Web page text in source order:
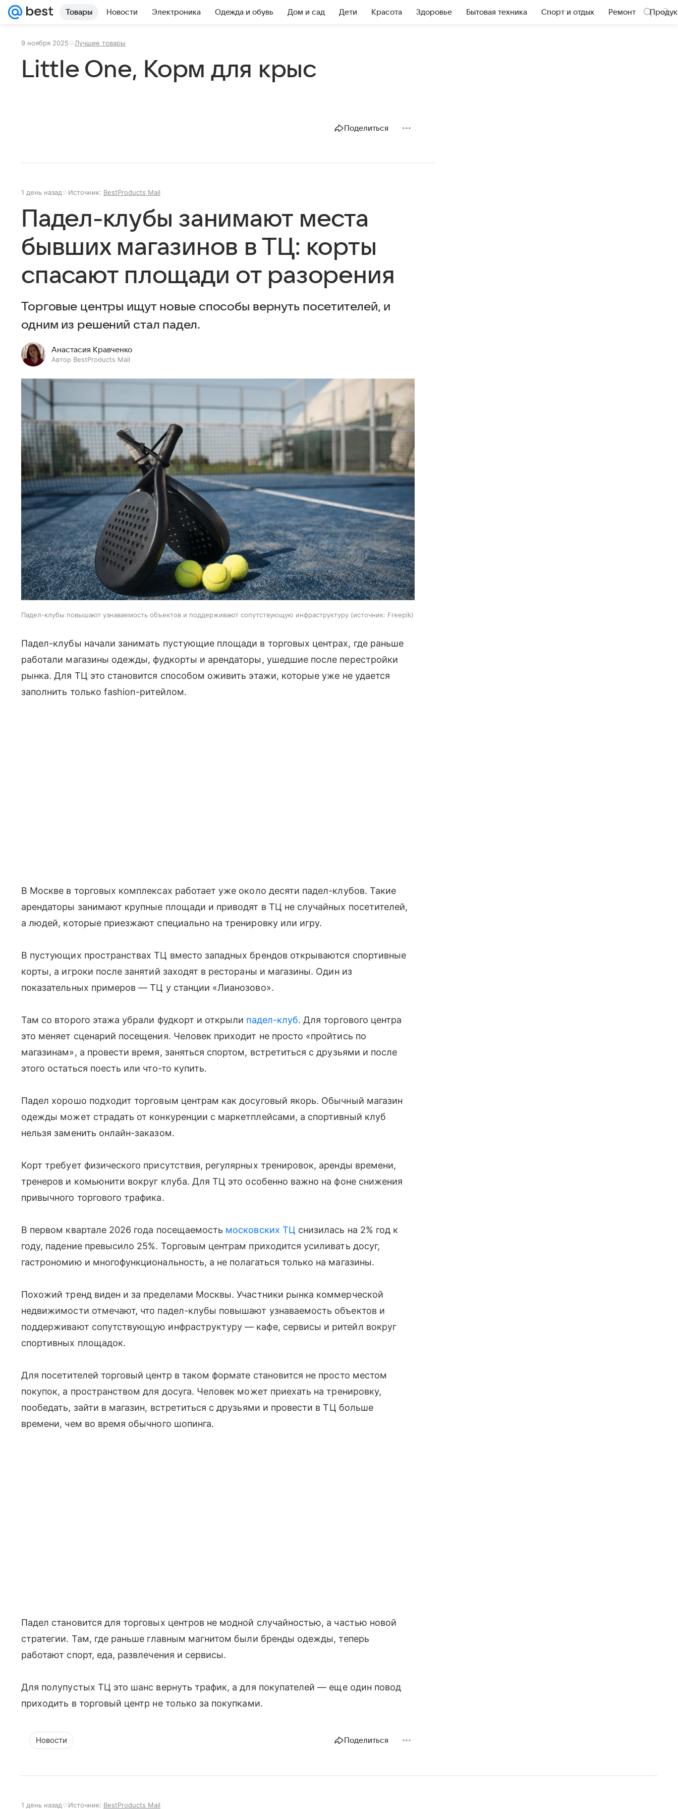
Товары Новости Электроника Одежда и обувь Дом и сад Дети Красота Здоровье Бытовая техника Спорт и отдых Ремонт
9 ноября 2025 Лучшие товары
Little One, Корм для крыс
Поделиться
1 день назад Источник: BestProducts Mail
Падел-клубы занимают места
бывших магазинов в ТЦ: корты
спасают площади от разорения
Торговые центры ищут новые способы вернуть посетителей, и
одним из решений стал падел.
Анастасия Кравченко
Автор BestProducts Mail
Падел-клубы повышают узнаваемость объектов и поддерживают сопутствующую инфраструктуру источник: Freepik
Падел-клубы начали занимать пустующие площади в торговых центрах, где раньше
работали магазины одежды, фудкорты и арендаторы, ушедшие после перестройки
рынка. Для ТЦ это становится способом оживить этажи, которые уже не удается
заполнить только fashion-ритейлом.
В Москве в торговых комплексах работает уже около десяти падел-клубов. Такие
арендаторы занимают крупные площади и приводят в ТЦ не случайных посетителей,
а людей, которые приезжают специально на тренировку или игру.
В пустующих пространствах ТЦ вместо западных брендов открываются спортивные
корты, а игроки после занятий заходят в рестораны и магазины. Один из
показательных примеров — ТЦ у станции «Лианозово».
Там со второго этажа убрали фудкорт и открыли падел-клуб. Для торгового центра
это меняет сценарий посещения. Человек приходит не просто «пройтись по
магазинам», а провести время, заняться спортом, встретиться с друзьями и после
этого остаться поесть или что-то купить.
Падел хорошо подходит торговым центрам как досуговый якорь. Обычный магазин
одежды может страдать от конкуренции с маркетплейсами, а спортивный клуб
нельзя заменить онлайн-заказом.
Корт требует физического присутствия, регулярных тренировок, аренды времени,
тренеров и комьюнити вокруг клуба. Для ТЦ это особенно важно на фоне снижения
привычного торгового трафика.
В первом квартале 2026 года посещаемость московских ТЦ снизилась на 2% год к
году, падение превысило 25%. Торговым центрам приходится усиливать досуг,
гастрономию и многофункциональность, а не полагаться только на магазины.
Похожий тренд виден и за пределами Москвы. Участники рынка коммерческой
недвижимости отмечают, что падел-клубы повышают узнаваемость объектов и
поддерживают сопутствующую инфраструктуру — кафе, сервисы и ритейл вокруг
спортивных площадок.
Для посетителей торговый центр в таком формате становится не просто местом
покупок, а пространством для досуга. Человек может приехать на тренировку,
пообедать, зайти в магазин, встретиться с друзьями и провести в ТЦ больше
времени, чем во время обычного шопинга.
Падел становится для торговых центров не модной случайностью, а частью новой
стратегии. Там, где раньше главным магнитом были бренды одежды, теперь
работают спорт, еда, развлечения и сервисы.
Для полупустых ТЦ это шанс вернуть трафик, а для покупателей — еще один повод
приходить в торговый центр не только за покупками.
Новости Поделиться
1 день назад Источник: BestProducts Mail